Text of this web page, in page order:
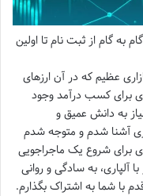
به گام از ثبت نام تا اولین
عظیم که در آن ارزهای
برای کسب درآمد وجود
به دانش عمیق و
آشنا شدم و متوجه شدم
برای شروع یک ماجراجویی
آلپاری، به سادگی و روانی
با شما به اشتراک بگذارم.